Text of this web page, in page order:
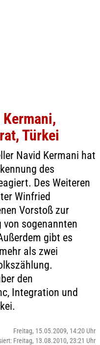
Türkei
Navid Kermani hat
des
Des Weiteren
Winfried
Vorstoß zur
sogenannten
gibt es
als zwei
den
Integration und
Freitag, 15.05.2009, 14:20 Uhr
Freitag, 13.08.2010, 23:21 Uhr